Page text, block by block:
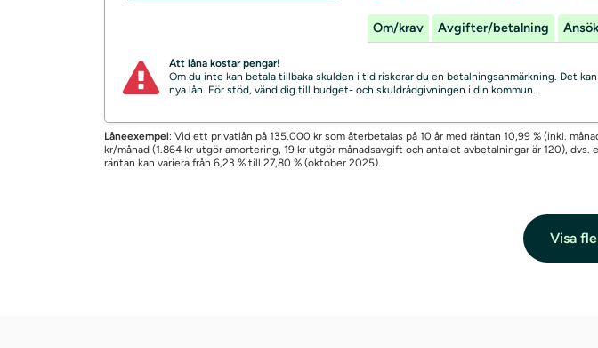
Om/krav Avgifter/betalning
Att låna kostar pengar!
Om du inte kan betala tillbaka skulden i tid riskerar du en betalningsanmärkning. Det
nya lån. För stöd, vänd dig till budget- och skuldrådgivningen i din kommun.
Låneexempel: Vid ett privatlån på 135.000 kr som återbetalas på 10 år med räntan 10,99 % (inkl.
kr/månad (1.864 kr utgör amortering, 19 kr utgör månadsavgift och antalet avbetalningar är 120),
räntan kan variera från 6,23 % till 27,80 % (oktober 2025).
Visa